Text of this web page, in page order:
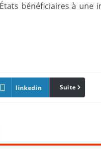
bénéficiaires à
linkedin Pinterest
Suite